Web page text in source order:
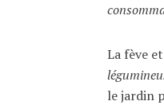
La fève
le jardin